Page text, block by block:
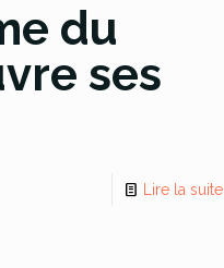
du
ses
Lire la suite